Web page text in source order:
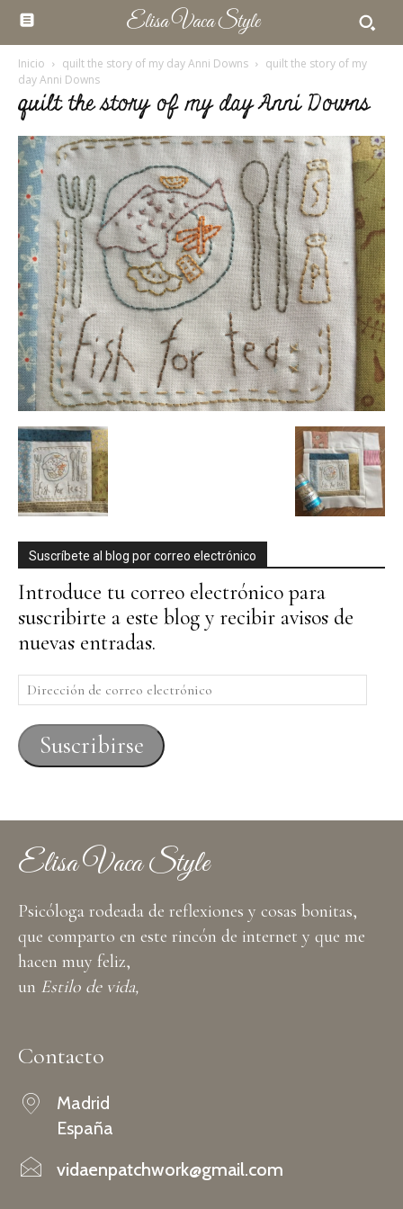
Elisa Vaca Style
Inicio quilt the story of my day Anni Downs
quilt the story of my
day Anni Downs
quilt the story of my day Anni Downs
Suscríbete al blog por correo electrónico
Introduce tu correo electrónico para
suscribirte a este blog y recibir avisos de
nuevas entradas.
Dirección
de
correo
electrónico
Suscribirse
Elisa Vaca Style
Psicóloga rodeada de reflexiones y cosas bonitas,
que comparto en este rincón de internet y que me
hacen muy feliz,
un Estilo de vida,
Contacto
Madrid
España
vidaenpatchwork@gmail.com